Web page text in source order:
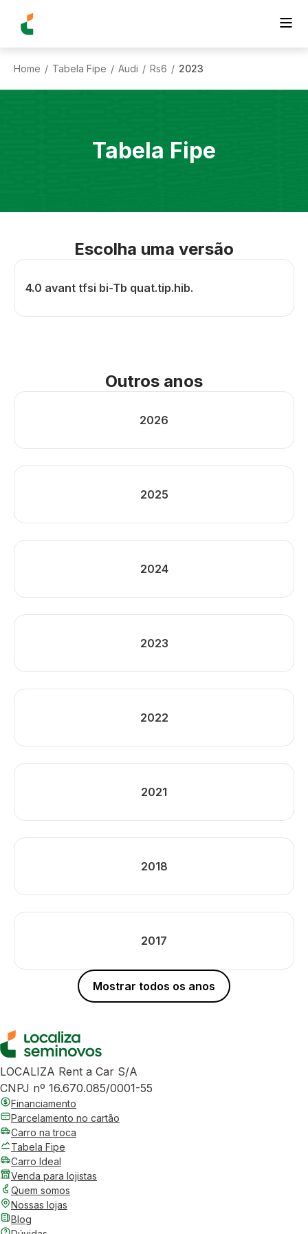
Home / Tabela Fipe / Audi / Rs6 / 2023
Tabela Fipe
Escolha uma versão
4.0 avant tfsi bi-Tb quat.tip.hib.
Outros anos
2026
2025
2024
2023
2022
2021
2018
2017
Mostrar todos os anos
LOCALIZA Rent a Car S/A
CNPJ nº 16.670.085/0001-55
Financiamento
Parcelamento no cartão
Carro na troca
Tabela Fipe
Carro Ideal
Venda para lojistas
Quem somos
Nossas lojas
Blog